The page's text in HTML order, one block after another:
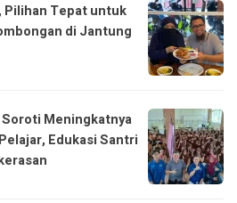
Pilihan Tepat untuk
di Jantung
Meningkatnya
Edukasi Santri